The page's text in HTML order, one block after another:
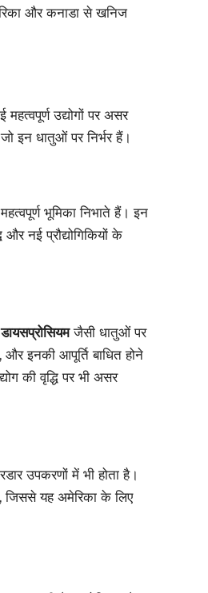
और कनाडा से खनिज
उद्योगों पर असर
इन धातुओं पर निर्भर हैं।
भूमिका निभाते हैं। इन
नई प्रौद्योगिकियों के
डायसप्रोसियमजैसी धातुओं पर
इनकी आपूर्ति बाधित होने
की वृद्धि पर भी असर
उपकरणों में भी होता है।
जिससे यह अमेरिका के लिए